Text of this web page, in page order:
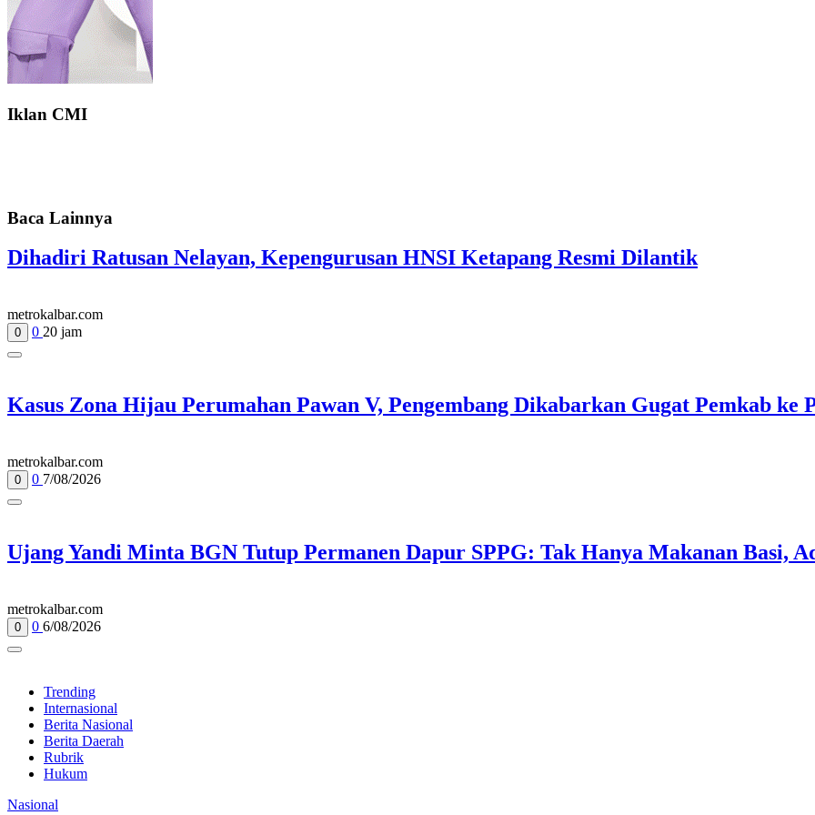
Iklan CMI
Baca Lainnya
Dihadiri Ratusan Nelayan, Kepengurusan HNSI Ketapang Resmi Dilantik
metrokalbar.com
0 0 20 jam
Kasus Zona Hijau Perumahan Pawan V, Pengembang Dikabarkan Gugat Pemkab ke
metrokalbar.com
0 0 7/08/2026
Ujang Yandi Minta BGN Tutup Permanen Dapur SPPG: Tak Hanya Makanan Basi,
metrokalbar.com
0 0 6/08/2026
Trending
Internasional
Berita Nasional
Berita Daerah
Rubrik
Hukum
Nasional